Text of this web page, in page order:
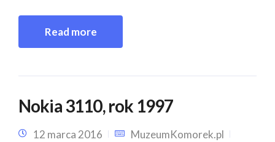
Read more
Nokia 3110, rok 1997
12 marca 2016
MuzeumKomorek.pl